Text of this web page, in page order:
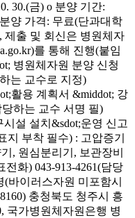
30.(금) o 분양 기간:
양 가격: 무료(단과대학
제출 및 회신은 병원체자
를 통해 진행(붙임
병원체자원 분양 신청
는 교수로 지정)
활용 계획서 &middot; 강
하는 교수 서명 필)
설 설치&sdot;운영 신고
부착 필수) : 고압증기
, 원심분리기, 보관장비
전화) 043-913-4261(담당
바이러스자원 미포함시
충청북도 청주시 흥
국가병원체자원은행 병